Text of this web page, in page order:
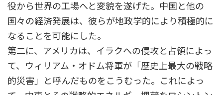
役から世界の工場へと変貌を遂げた。中国と他の
国々の経済発展は、彼らが地政学的により積極的に
なることを可能にした。
第二に、アメリカは、イラクへの侵攻と占領によっ
て、ウィリアム・オドム将軍が「歴史上最大の戦略
的災害」と呼んだものをこうむった。これによっ